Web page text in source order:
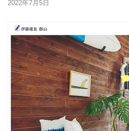
2022年7月5日